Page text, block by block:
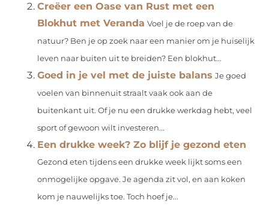
Creëer een Oase van Rust met een
Blokhut met Veranda Voel je de roep van de
natuur? Ben je op zoek naar een manier om je huiselijk
leven naar buiten uit te breiden? Een blokhut...
Goed in je vel met de juiste balans Je goed
voelen van binnenuit straalt vaak ook aan de
buitenkant uit. Of je nu een drukke werkdag hebt, veel
sport of gewoon wilt investeren...
Een drukke week? Zo blijf je gezond eten
Gezond eten tijdens een drukke week lijkt soms een
onmogelijke opgave. Je agenda zit vol, en aan koken
kom je nauwelijks toe. Toch hoef je...